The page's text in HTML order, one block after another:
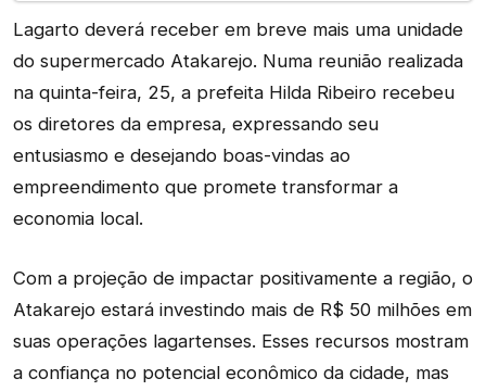
Lagarto deverá receber em breve mais uma unidade
do supermercado Atakarejo. Numa reunião realizada
na quinta-feira, 25, a prefeita Hilda Ribeiro recebeu
os diretores da empresa, expressando seu
entusiasmo e desejando boas-vindas ao
empreendimento que promete transformar a
economia local.
Com a projeção de impactar positivamente a região, o
Atakarejo estará investindo mais de R$ 50 milhões em
suas operações lagartenses. Esses recursos mostram
a confiança no potencial econômico da cidade, mas